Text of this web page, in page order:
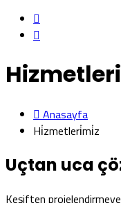
Anasayfa
Hi̇zmetleri̇mi̇z
Uçtan uca
Keşiften